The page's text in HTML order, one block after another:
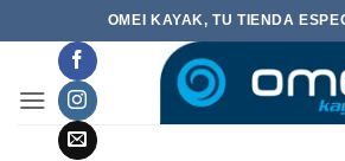
al
contenido
OMEI KAYAK, TU TIENDA